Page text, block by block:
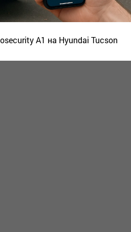
A1 на Hyundai Tucson